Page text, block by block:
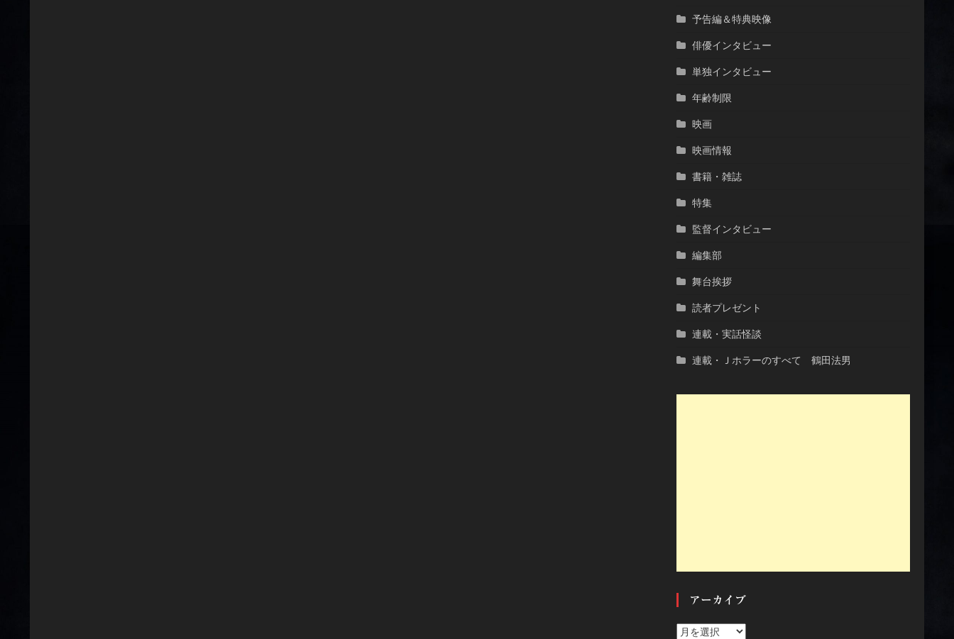
予告編＆特典映像
俳優インタビュー
単独インタビュー
年齢制限
映画
映画情報
書籍・雑誌
特集
監督インタビュー
編集部
舞台挨拶
読者プレゼント
連載・実話怪談
連載・Ｊホラーのすべて 鶴田法男
アーカイブ
ア